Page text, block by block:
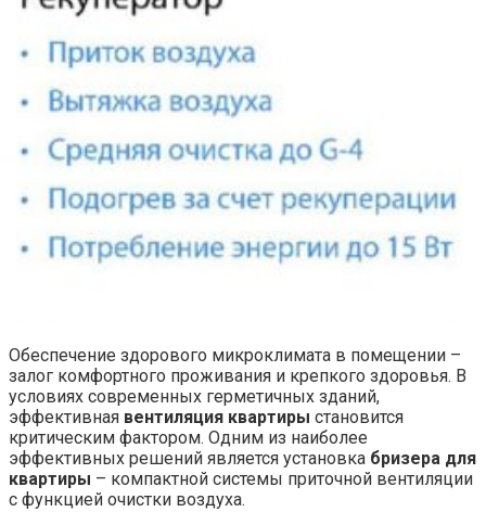
Обеспечение здорового микроклимата в помещении –
залог комфортного проживания и крепкого здоровья. В
условиях современных герметичных зданий,
эффективная вентиляция квартиры становится
критическим фактором. Одним из наиболее
эффективных решений является установка бризера для
квартиры – компактной системы приточной вентиляции
с функцией очистки воздуха.